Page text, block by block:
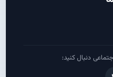
دنبال کنید: